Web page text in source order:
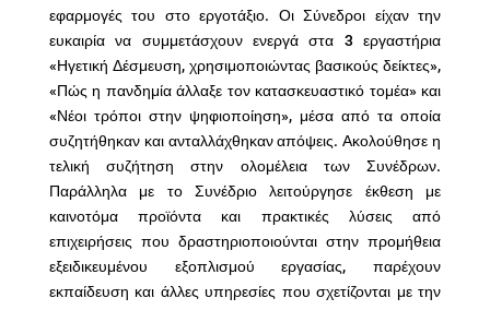
εφαρμογές του στο εργοτάξιο. Οι Σύνεδροι είχαν την
ευκαιρία να συμμετάσχουν ενεργά στα 3 εργαστήρια
«Ηγετική Δέσμευση, χρησιμοποιώντας βασικούς δείκτες»,
«Πώς η πανδημία άλλαξε τον κατασκευαστικό τομέα» και
«Νέοι τρόποι στην ψηφιοποίηση», μέσα από τα οποία
συζητήθηκαν και ανταλλάχθηκαν απόψεις. Ακολούθησε η
τελική συζήτηση στην ολομέλεια των Συνέδρων.
Παράλληλα με το Συνέδριο λειτούργησε έκθεση με
καινοτόμα προϊόντα και πρακτικές λύσεις από
επιχειρήσεις που δραστηριοποιούνται στην προμήθεια
εξειδικευμένου εξοπλισμού εργασίας, παρέχουν
εκπαίδευση και άλλες υπηρεσίες που σχετίζονται με την